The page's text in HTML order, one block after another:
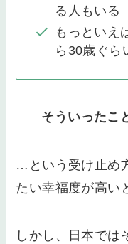
る人もいる
もっといえ
ら30歳ぐら
そういったこ
…という受け止め
たい幸福度が高い
しかし、日本では